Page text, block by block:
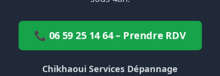
📞 06 59 25 14 64 – Prendre RDV
Chikhaoui Services Dépannage